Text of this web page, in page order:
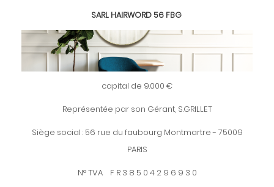
SARL HAIRWORD 56 FBG
capital de 9.000 €
Représentée par son Gérant, S.GRILLET
Siège social : 56 rue du faubourg Montmartre - 75009
PARIS
N° TVA F R 3 8 5 0 4 2 9 6 9 3 0